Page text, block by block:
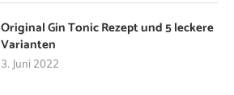
Original Gin Tonic Rezept und 5 leckere
Varianten
3. Juni 2022